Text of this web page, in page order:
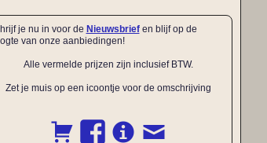
je nu in voor de Nieuwsbriefen blijf op de
van onze aanbiedingen!
Alle vermelde prijzen zijn inclusief BTW.
Zet je muis op een icoontje voor de omschrijving